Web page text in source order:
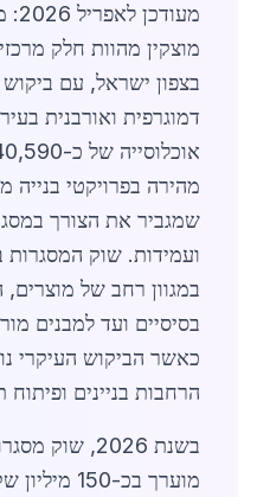
מוצקין מהוות חלק
בצפון ישראל, עם
דמוגרפית ואורבנית
מהירה בפרויקטי בנייה
שמגביר את הצורך
ועמידות. שוק המסגרות
במגוון רחב של מוצרים,
בסיסיים ועד למבנים
כאשר הביקוש העיקרי
הרחבות בניינים ופיתוח
בשנת 2026,